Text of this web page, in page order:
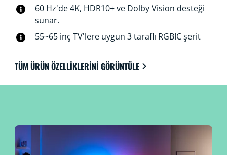
60 Hz'de 4K, HDR10+ ve Dolby Vision desteği
sunar.
55~65 inç TV'lere uygun 3 taraflı RGBIC şerit
TÜM ÜRÜN ÖZELLIKLERINI GÖRÜNTÜLE